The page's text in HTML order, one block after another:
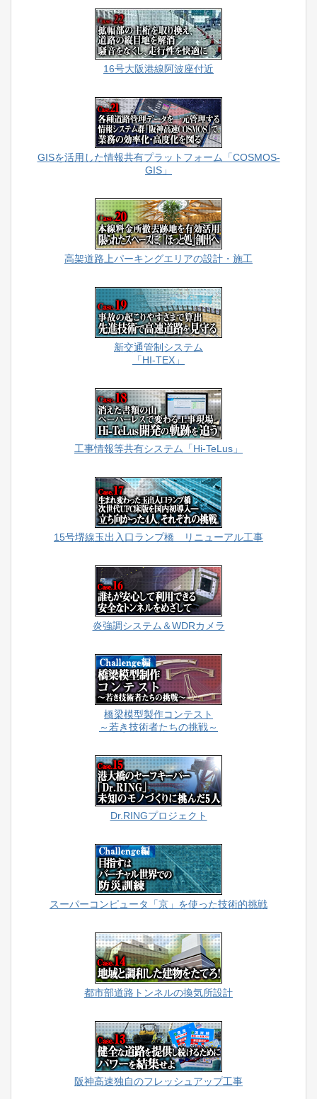
16号大阪港線阿波座付近
GISを活用した情報共有プラットフォーム「COSMOS-
GIS」
高架道路上パーキングエリアの設計・施工
新交通管制システム
「HI-TEX」
工事情報等共有システム「Hi-TeLus」
15号堺線玉出入口ランプ橋 リニューアル工事
炎強調システム＆WDRカメラ
橋梁模型製作コンテスト
～若き技術者たちの挑戦～
Dr.RINGプロジェクト
スーパーコンピュータ「京」を使った技術的挑戦
都市部道路トンネルの換気所設計
阪神高速独自のフレッシュアップ工事